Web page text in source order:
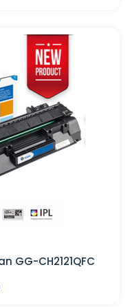
GG-CH2121QFC